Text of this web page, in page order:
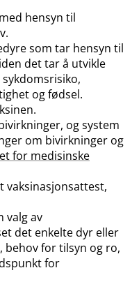
hensyn til
som tar hensyn til
det tar å utvikle
og fødsel.
og system
om bivirkninger og
for medisinske
vaksinasjonsattest,
valg av
det enkelte dyr eller
behov for tilsyn og ro,
for